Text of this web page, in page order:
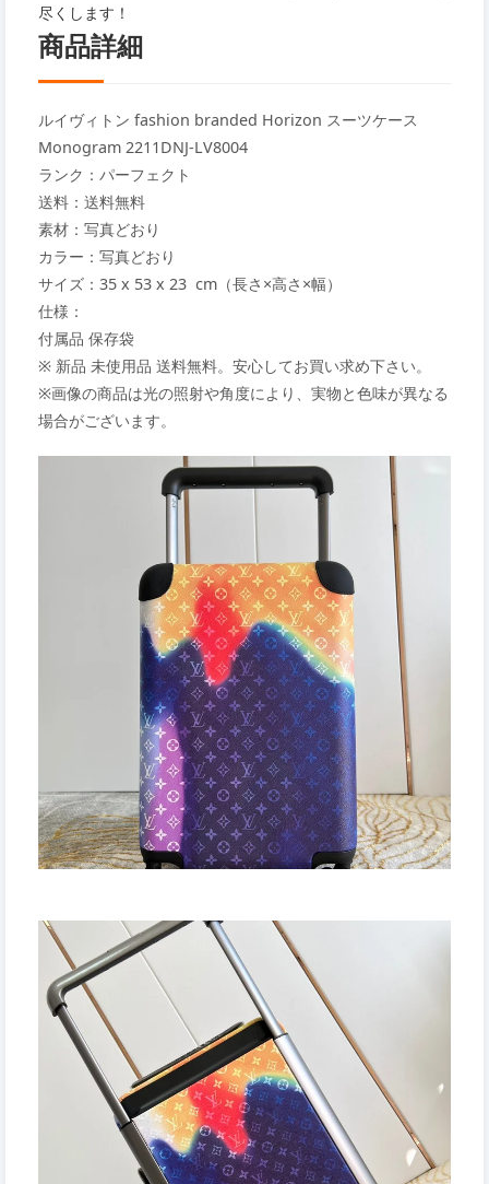
尽くします！
商品詳細
ルイヴィトン fashion branded Horizon スーツケース
Monogram 2211DNJ-LV8004
ランク：パーフェクト
送料：送料無料
素材：写真どおり
カラー：写真どおり
サイズ：35 x 53 x 23 cm（長さ×高さ×幅）
仕様：
付属品 保存袋
※ 新品 未使用品 送料無料。安心してお買い求め下さい。
※画像の商品は光の照射や角度により、実物と色味が異なる
場合がございます。